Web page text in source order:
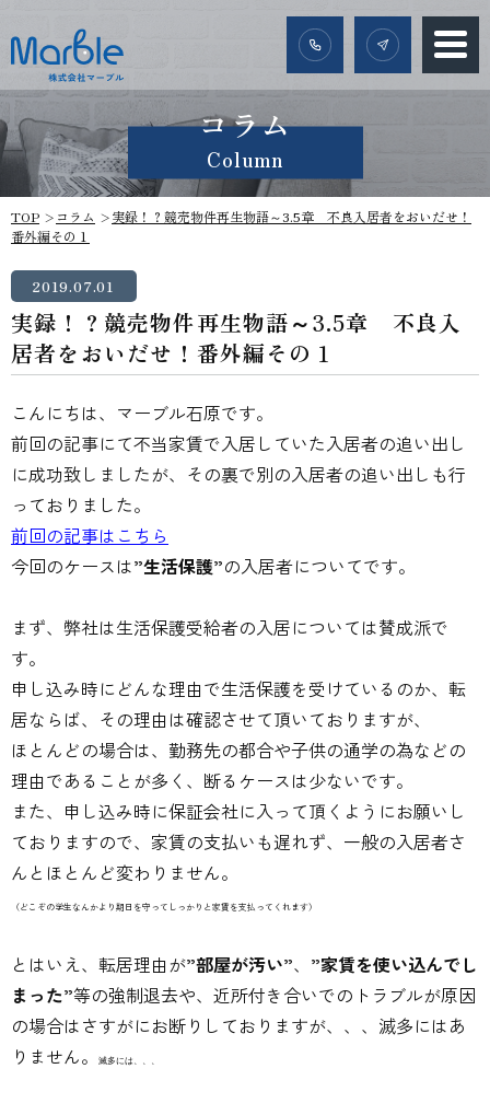
コラム
Column
TOP コラム
実録！？競売物件再生物語～3.5章 不良入居者をおいだせ！
番外編その１
2019.07.01
実録！？競売物件再生物語～3.5章 不良入
居者をおいだせ！番外編その１
こんにちは、マーブル石原です。
前回の記事にて不当家賃で入居していた入居者の追い出し
に成功致しましたが、その裏で別の入居者の追い出しも行
っておりました。
前回の記事はこちら
今回のケースは”生活保護”の入居者についてです。
まず、弊社は生活保護受給者の入居については賛成派で
す。
申し込み時にどんな理由で生活保護を受けているのか、転
居ならば、その理由は確認させて頂いておりますが、
ほとんどの場合は、勤務先の都合や子供の通学の為などの
理由であることが多く、断るケースは少ないです。
また、申し込み時に保証会社に入って頂くようにお願いし
ておりますので、家賃の支払いも遅れず、一般の入居者さ
んとほとんど変わりません。
（どこぞの学生なんかより期日を守ってしっかりと家賃を支払ってくれます）
とはいえ、転居理由が”部屋が汚い”、 ”家賃を使い込んでし
まった”等の強制退去や、近所付き合いでのトラブルが原因
の場合はさすがにお断りしておりますが、、、滅多にはあ
りません。
滅多には、、、